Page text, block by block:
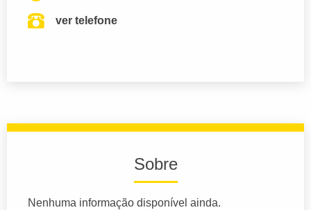
ver telefone
Sobre
Nenhuma informação disponível ainda.